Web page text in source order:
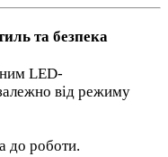
та безпека
LED-
від режиму
до роботи.